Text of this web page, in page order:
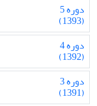
دوره 5
(1393)
دوره 4
(1392)
دوره 3
(1391)